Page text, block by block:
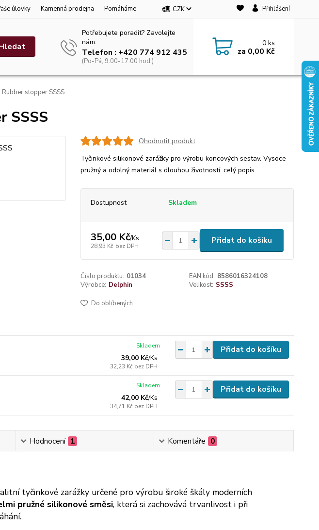
úlovky Kamenná prodejna Pomáháme CZK Přihlášení
Potřebujete poradit? Zavolejte
nám.
Telefon : +420 774 912 435
(Po-Pá, 9:00-17:00 hod.)
0ks
za 0,00 Kč
Rubber stopper SSSS
SSSS
Ohodnotit produkt
Tyčinkové silikonové zarážky pro výrobu koncových sestav. Vysoce
pružný a odolný materiál s dlouhou životností. celý popis
Dostupnost Skladem
35,00 Kč/Ks
28,93 Kč bez DPH
Přidat do košíku
Číslo produktu: 01034 EAN kód: 8586016324108
Výrobce: Delphin Velikost: SSSS
Do oblíbených
39,00 Kč/Ks
32,23 Kč bez DPH
Skladem Přidat do košíku
42,00 Kč/Ks
34,71 Kč bez DPH
Skladem Přidat do košíku
Hodnocení 1 Komentáře 0
tyčinkové zarážky určené pro výrobu široké škály moderních
pružné silikonové směsi, která si zachovává trvanlivost i při